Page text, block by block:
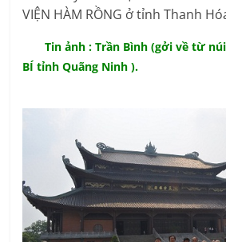
VIỆN HÀM RỒNG ở tỉnh Thanh
Tin ảnh : Trần Bình (gởi về từ núi
BÍ tỉnh Quãng Ninh ).